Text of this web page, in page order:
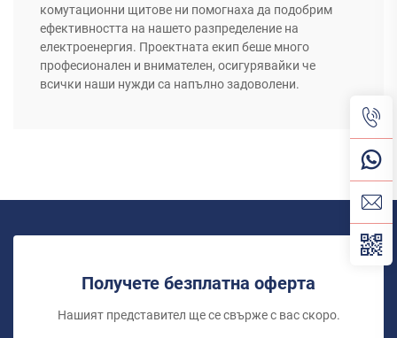
комутационни щитове ни помогнаха да подобрим
ефективността на нашето разпределение на
електроенергия. Проектната екип беше много
професионален и внимателен, осигурявайки че
всички наши нужди са напълно задоволени.
Получете безплатна оферта
Нашият представител ще се свърже с вас скоро.